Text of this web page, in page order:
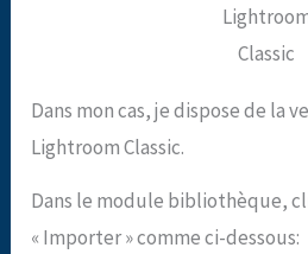
Classic
Dans mon cas, je dispose de la
Lightroom Classic.
Dans le module bibliothèque,
« Importer » comme ci-dessous: